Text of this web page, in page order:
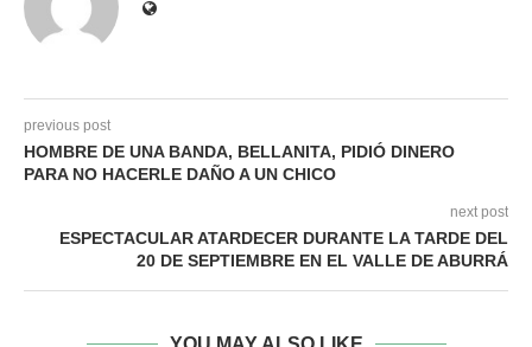
previous post
HOMBRE DE UNA BANDA, BELLANITA, PIDIÓ DINERO
PARA NO HACERLE DAÑO A UN CHICO
next post
ESPECTACULAR ATARDECER DURANTE LA TARDE DEL
20 DE SEPTIEMBRE EN EL VALLE DE ABURRÁ